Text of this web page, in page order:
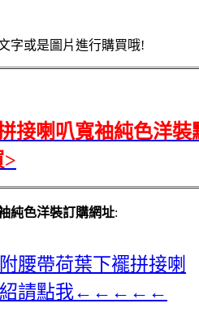
字或是圖片進行購買哦!
接喇叭寬袖純色洋裝
>
純色洋裝訂購網址:
帶荷葉下襬拼接喇
紹請點我←←←←←